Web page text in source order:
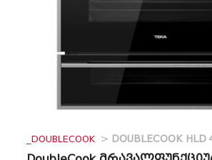
_DOUBLECOOK > DOUBLECOOK